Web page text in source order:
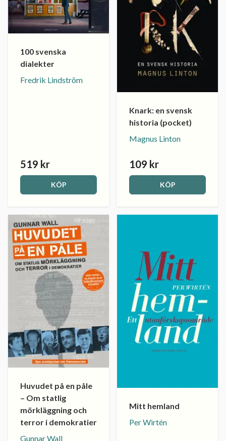
100 svenska
dialekter
Fredrik Lindström
519 kr
KÖP
Knark: en svensk
historia (pocket)
Magnus Linton
109 kr
KÖP
Huvudet på en påle
– Om statlig
mörkläggning och
terror i demokratier
Gunnar Wall
Mitt hemland
Per Wirtén